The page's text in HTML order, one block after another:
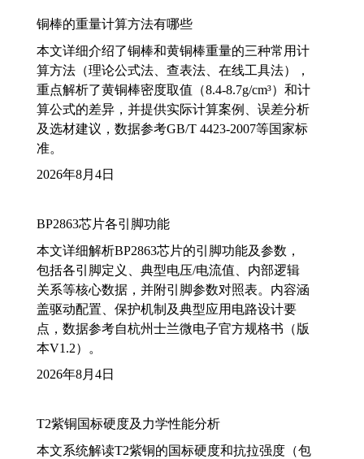
铜棒的重量计算方法有哪些
本文详细介绍了铜棒和黄铜棒重量的三种常用计
算方法（理论公式法、查表法、在线工具法），
重点解析了黄铜棒密度取值（8.4-8.7g/cm³）和计
算公式的差异，并提供实际计算案例、误差分析
及选材建议，数据参考GB/T 4423-2007等国家标
准。
2026年8月4日
BP2863芯片各引脚功能
本文详细解析BP2863芯片的引脚功能及参数，
包括各引脚定义、典型电压/电流值、内部逻辑
关系等核心数据，并附引脚参数对照表。内容涵
盖驱动配置、保护机制及典型应用电路设计要
点，数据参考自杭州士兰微电子官方规格书（版
本V1.2）。
2026年8月4日
T2紫铜国标硬度及力学性能分析
本文系统解读T2紫铜的国标硬度和抗拉强度（包